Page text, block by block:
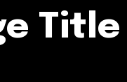
Title